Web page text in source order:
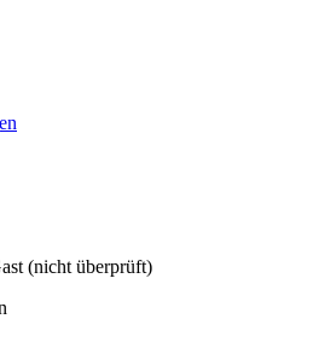
(nicht überprüft)